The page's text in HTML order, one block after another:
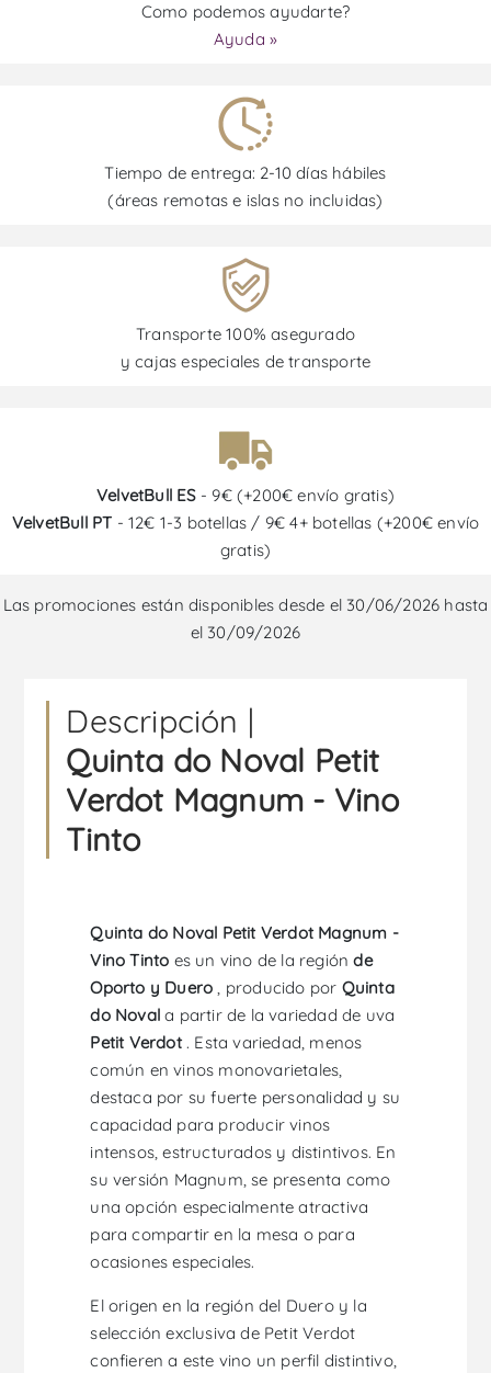
Como podemos ayudarte?
Ayuda »
Tiempo de entrega: 2-10 días hábiles
(áreas remotas e islas no incluidas)
Transporte 100% asegurado
y cajas especiales de transporte
VelvetBull ES- 9€ (+200€ envío gratis)
VelvetBull PT - 12€ 1-3 botellas / 9€ 4+ botellas (+200€ envío
gratis)
Las promociones están disponibles desde el 30/06/2026 hasta
el 30/09/2026
Descripción |
Quinta do Noval Petit
Verdot Magnum - Vino
Tinto
Quinta do Noval Petit Verdot Magnum -
Vino Tinto es un vino de la regiónde
Oporto y Duero , producido por Quinta
do Noval a partir de la variedad de uva
Petit Verdot. Esta variedad, menos
común en vinos monovarietales,
destaca por su fuerte personalidad y su
capacidad para producir vinos
intensos, estructurados y distintivos. En
su versión Magnum, se presenta como
una opción especialmente atractiva
para compartir en la mesa o para
ocasiones especiales.
El origen en la región del Duero y la
selección exclusiva de Petit Verdot
confieren a este vino un perfil distintivo,